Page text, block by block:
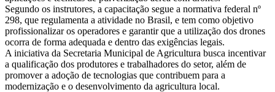
Segundo os instrutores, a capacitação segue a normativa federal nº
298, que regulamenta a atividade no Brasil, e tem como objetivo
profissionalizar os operadores e garantir que a utilização dos drones
ocorra de forma adequada e dentro das exigências legais.
A iniciativa da Secretaria Municipal de Agricultura busca incentivar
a qualificação dos produtores e trabalhadores do setor, além de
promover a adoção de tecnologias que contribuem para a
modernização e o desenvolvimento da agricultura local.